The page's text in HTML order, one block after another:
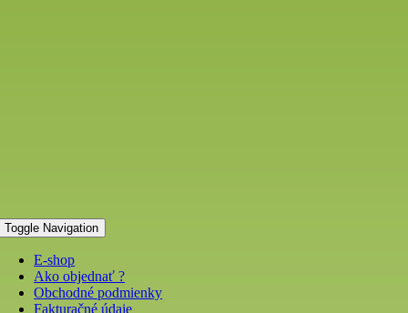
Toggle Navigation
E-shop
Ako objednať ?
Obchodné podmienky
Fakturačné údaje